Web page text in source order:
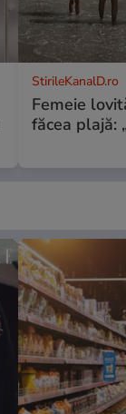
StirileKanalD.ro
Femeie
făcea plajă: